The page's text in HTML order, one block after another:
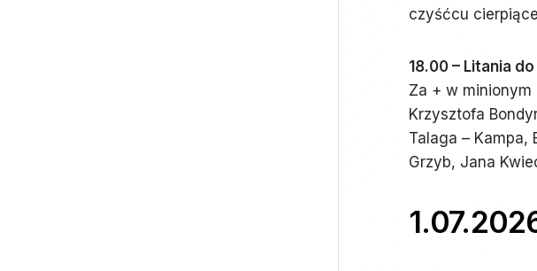
czyśćcu
18.00 – Litania
Za + w minionym
Krzysztofa
Talaga – Kampa,
Grzyb, Jana